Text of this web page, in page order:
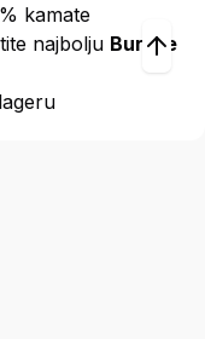
kamate
najbolju Burgije